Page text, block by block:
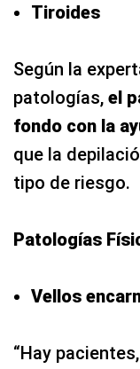
Tiroides
Según la
patologías, el
fondo con la
que la
tipo de riesgo.
Patologías
Vellos
“Hay